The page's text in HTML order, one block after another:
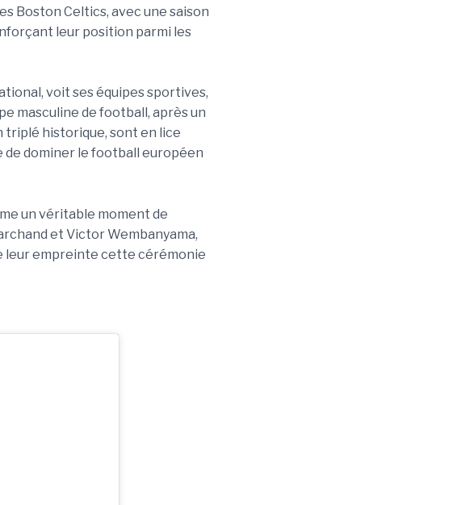
Boston Celtics, avec une saison
leur position parmi les
voit ses équipes sportives,
masculine de football, après un
triplé historique, sont en lice
de dominer le football européen
un véritable moment de
et Victor Wembanyama,
leur empreinte cette cérémonie